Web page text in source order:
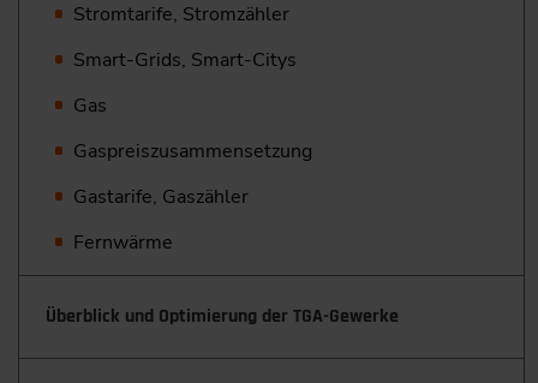
Stromtarife, Stromzähler
Smart-Grids, Smart-Citys
Gas
Gaspreiszusammensetzung
Gastarife, Gaszähler
Fernwärme
Überblick und Optimierung der TGA-Gewerke